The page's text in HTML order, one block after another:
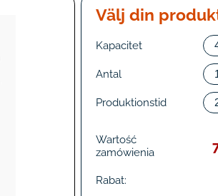
Välj din
Kapacitet
Antal
Produktionstid
Wartość
zamówienia
Rabat: